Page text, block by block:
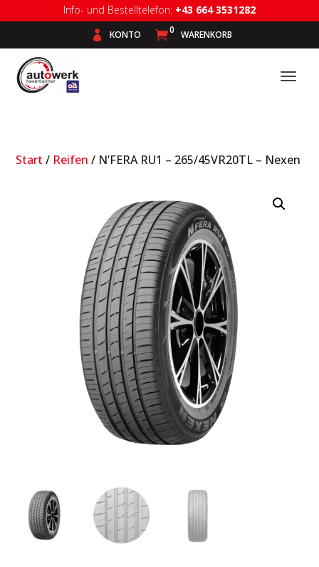
Info- und Bestelltelefon: +43 664 3531282
 KONTO 0 WARENKORB
Start / Reifen / N’FERA RU1 – 265/45VR20TL – Nexen